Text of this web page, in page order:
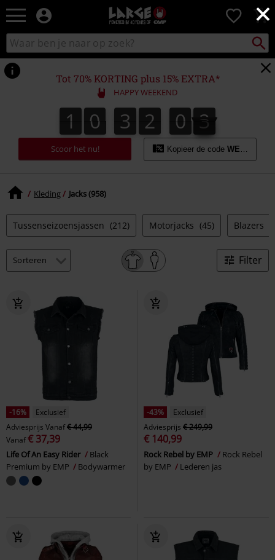
×
Large
–
Muziek-,
en
gaming-
merch
+
alternatieve
kleding
0
Zoek
in
catalogus
zoeken
Tot 70% KORTING plus 15% EXTRA*
HAPPY WEEKEND
1
1 0
0 3
3 2
2 0
0 1
2
1
Scoor het nu! Kopieer de code WEEKEND
Kleding Jacks (958)
Tussenseizoensjassen (212) Motorjacks (45) Blazers
Filter
-16%
Exclusief
Adviesprijs Vanaf€ 44,99
Vanaf€ 37,39
Life Of An Easy Rider
Black
Premium by EMP
Bodywarmer
-43%
Exclusief
Adviesprijs € 249,99
€ 140,99
Rock Rebel by EMP
Rock Rebel
by EMP
Lederen jas